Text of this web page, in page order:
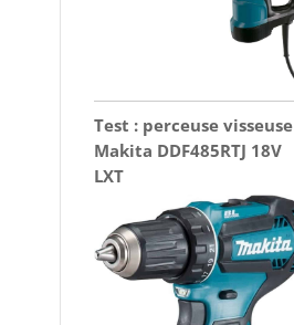
Test : perceuse visseuse
Makita DDF485RTJ 18V
LXT